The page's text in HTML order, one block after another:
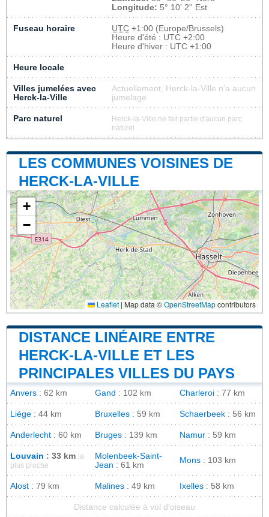
Longitude: 5° 10' 2'' Est
Fuseau horaire UTC +1:00 (Europe/Brussels)
Heure d'été : UTC +2:00
Heure d'hiver : UTC +1:00
Heure locale
Villes jumelées avec
Herck-la-Ville
Actuellement, Herck-la-Ville n'a aucun
jumelage
Parc naturel
Herck-la-Ville ne fait partie d'aucun parc
naturel
LES COMMUNES VOISINES DE
HERCK-LA-VILLE
+
−
Leaflet | Map data ©OpenStreetMapcontributors
DISTANCE LINÉAIRE ENTRE
HERCK-LA-VILLE ET LES
PRINCIPALES VILLES DU PAYS
Anvers : 62 km Gand : 102 km Charleroi : 77 km
Liège : 44 km Bruxelles : 59 km Schaerbeek : 56 km
Anderlecht : 60 km Bruges : 139 km Namur : 59 km
Louvain : 33 km
la
plus proche
Molenbeek-Saint-
Jean : 61 km
Mons : 103 km
Alost : 79 km Malines : 49 km Ixelles : 58 km
Distance calculée à vol d'oiseau